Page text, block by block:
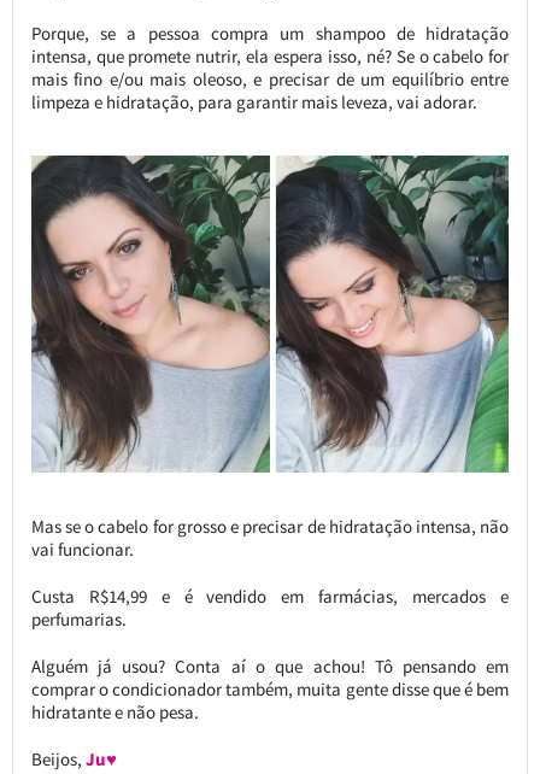
Porque, se a pessoa compra um shampoo de hidratação
intensa, que promete nutrir, ela espera isso, né? Se o cabelo for
mais fino e/ou mais oleoso, e precisar de um equilíbrio entre
limpeza e hidratação, para garantir mais leveza, vai adorar.
Mas se o cabelo for grosso e precisar de hidratação intensa, não
vai funcionar.
Custa R$14,99 e é vendido em farmácias, mercados e
perfumarias.
Alguém já usou? Conta aí o que achou! Tô pensando em
comprar o condicionador também, muita gente disse que é bem
hidratante e não pesa.
Beijos, Ju♥